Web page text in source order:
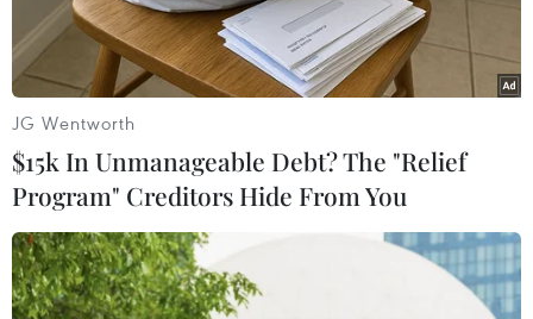
phòng của một nhóm có liên hệ với đảng Đại hội Quốc
gia (NPC) cầm quyền của Tổng thống Omar al-Bashir
tại Khartoum.
JG Wentworth
$15k In Unmanageable Debt? The "Relief
Program" Creditors Hide From You